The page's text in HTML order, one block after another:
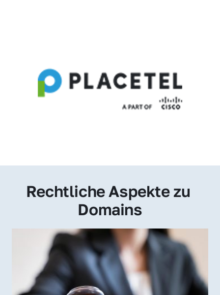
Rechtliche Aspekte zu
Domains